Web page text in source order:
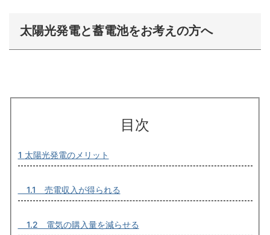
太陽光発電と蓄電池をお考えの方へ
目次
1 太陽光発電のメリット
1.1 売電収入が得られる
1.2 電気の購入量を減らせる